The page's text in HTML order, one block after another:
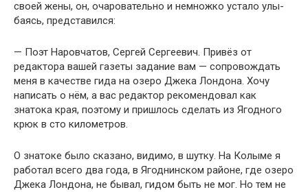
своей жены, он, очаровательно и немножко устало улы­
баясь, представился:
— Поэт Наровчатов, Сергей Сергеевич. Привёз от
редактора вашей газеты задание вам — сопровождать
меня в качестве гида на озеро Джека Лондона. Хочу
написать о нём, а вас редактор рекомендовал как
знатока края, поэтому и пришлось сделать из Ягодного
крюк в сто километров.
О знатоке было сказано, видимо, в шутку. На Колы­ме я
работал всего два года, в Ягоднинском районе, где озеро
Джека Лондона, не бывал, гидом быть не мог. Но тем не